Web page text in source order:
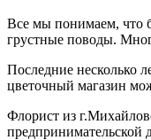
Все мы понимаем, что
грустные поводы.
Последние несколько
цветочный магазин
Флорист из
предпринимательской